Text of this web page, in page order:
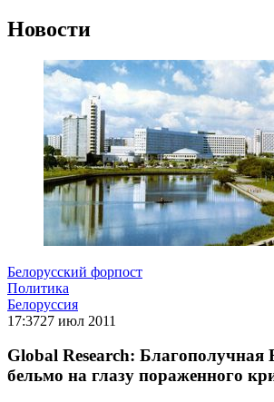
Новости
Белорусский форпост
Политика
Белоруссия
17:3727 июл 2011
Global Research: Благополучная
бельмо на глазу пораженного